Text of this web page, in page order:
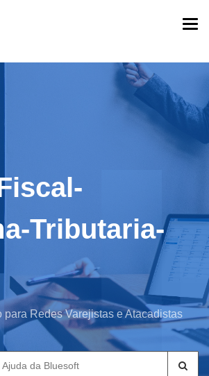
Tributaria-
para Redes Varejistas e Atacadistas